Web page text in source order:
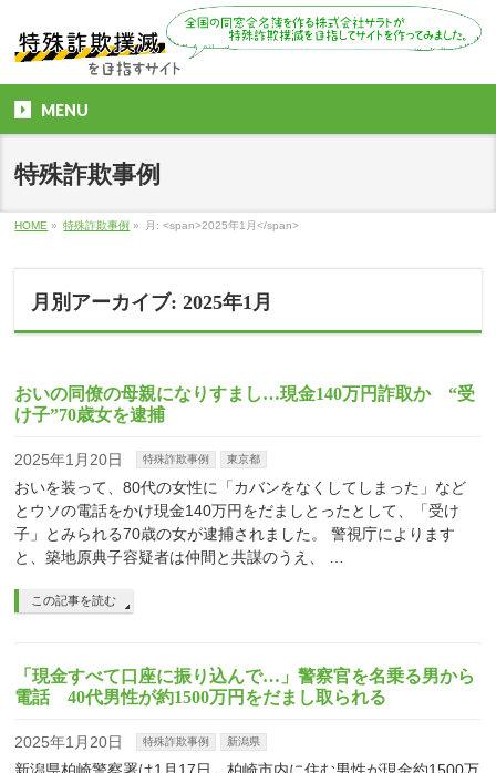
MENU
特殊詐欺事例
HOME » 特殊詐欺事例 » 月: <span>2025年1月</span>
月別アーカイブ: 2025年1月
おいの同僚の母親になりすまし…現金140万円詐取か “受
け子”70歳女を逮捕
2025年1月20日 特殊詐欺事例 東京都
おいを装って、80代の女性に「カバンをなくしてしまった」など
とウソの電話をかけ現金140万円をだましとったとして、「受け
子」とみられる70歳の女が逮捕されました。 警視庁によります
と、築地原典子容疑者は仲間と共謀のうえ、 …
この記事を読む
「現金すべて口座に振り込んで…」警察官を名乗る男から
電話 40代男性が約1500万円をだまし取られる
2025年1月20日 特殊詐欺事例 新潟県